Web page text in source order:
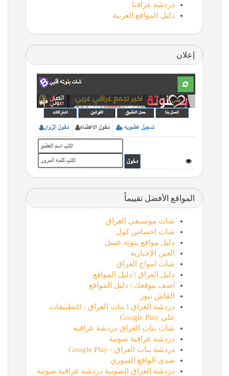
دردشة عراقنا
دليل المواقع العربية
إعلان
المواقع الأفضل تقييماً
شات موسيقى العراق
شات احساس كول
دليل مواقع بنوتة عسل
العين الإخبارية
شات امواج العراق
دليل العراق | دليل المواقع
اضف موقعك | دليل المواقع
القاش نيوز
دردشة العراق l بنات العراق - التطبيقات
على Google Play
شات بنات العراق دردشة عراقية
دردشة عراقية صوتية
دردشة بنات العراق - Google Play
صدى الواقع السوري
دردشة العراق الصوتية دردشة عراقية صوتية